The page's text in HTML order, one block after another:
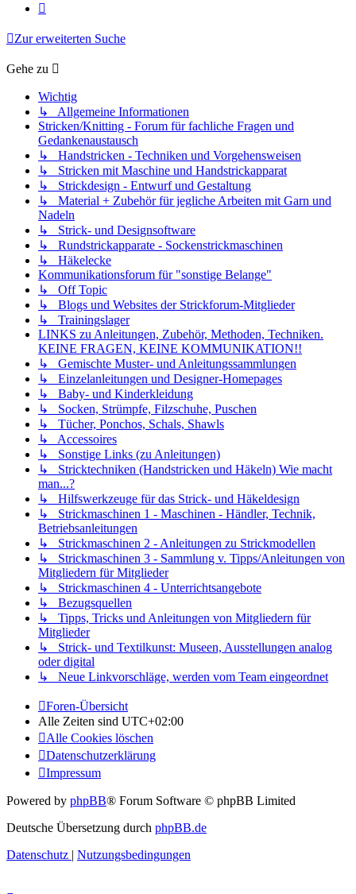
Zur erweiterten Suche
Gehe zu
Wichtig
↳ Allgemeine Informationen
Stricken/Knitting - Forum für fachliche Fragen und
Gedankenaustausch
↳ Handstricken - Techniken und Vorgehensweisen
↳ Stricken mit Maschine und Handstrickapparat
↳ Strickdesign - Entwurf und Gestaltung
↳ Material + Zubehör für jegliche Arbeiten mit Garn und
Nadeln
↳ Strick- und Designsoftware
↳ Rundstrickapparate - Sockenstrickmaschinen
↳ Häkelecke
Kommunikationsforum für "sonstige Belange"
↳ Off Topic
↳ Blogs und Websites der Strickforum-Mitglieder
↳ Trainingslager
LINKS zu Anleitungen, Zubehör, Methoden, Techniken.
KEINE FRAGEN, KEINE KOMMUNIKATION!!
↳ Gemischte Muster- und Anleitungssammlungen
↳ Einzelanleitungen und Designer-Homepages
↳ Baby- und Kinderkleidung
↳ Socken, Strümpfe, Filzschuhe, Puschen
↳ Tücher, Ponchos, Schals, Shawls
↳ Accessoires
↳ Sonstige Links (zu Anleitungen)
↳ Stricktechniken (Handstricken und Häkeln) Wie macht
man...?
↳ Hilfswerkzeuge für das Strick- und Häkeldesign
↳ Strickmaschinen 1 - Maschinen - Händler, Technik,
Betriebsanleitungen
↳ Strickmaschinen 2 - Anleitungen zu Strickmodellen
↳ Strickmaschinen 3 - Sammlung v. Tipps/Anleitungen von
Mitgliedern für Mitglieder
↳ Strickmaschinen 4 - Unterrichtsangebote
↳ Bezugsquellen
↳ Tipps, Tricks und Anleitungen von Mitgliedern für
Mitglieder
↳ Strick- und Textilkunst: Museen, Ausstellungen analog
oder digital
↳ Neue Linkvorschläge, werden vom Team eingeordnet
Foren-Übersicht
Alle Zeiten sind UTC+02:00
Alle Cookies löschen
Datenschutzerklärung
Impressum
Powered by phpBB® Forum Software © phpBB Limited
Deutsche Übersetzung durch phpBB.de
Datenschutz
Nutzungsbedingungen